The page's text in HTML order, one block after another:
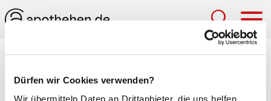
Dürfen wir Cookies verwenden?
Wir übermitteln Daten an Drittanbieter, die uns helfen,
Medizinlexikon
Kreuzbein